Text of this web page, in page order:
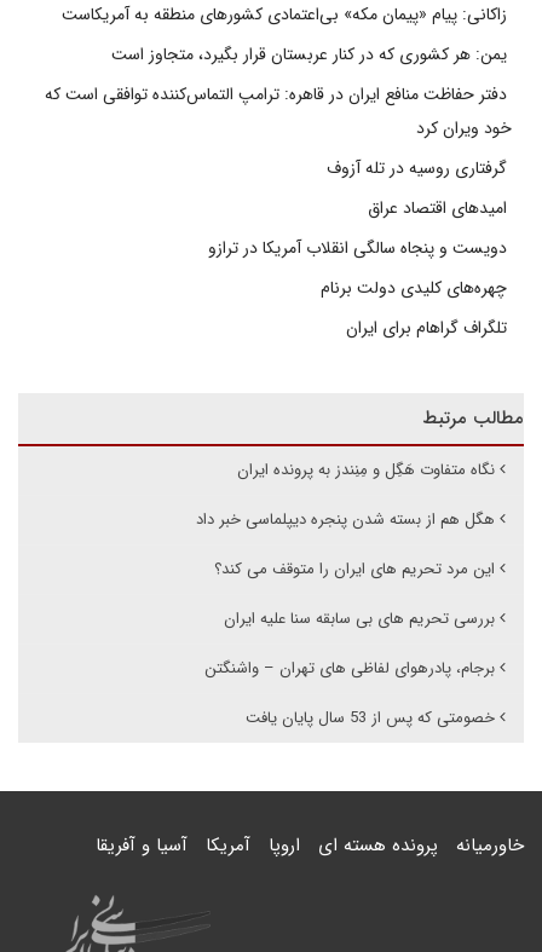
زاکانی: پیام «پیمان مکه» بی‌اعتمادی کشورهای منطقه به آمریکاست
یمن: هر کشوری که در کنار عربستان قرار بگیرد، متجاوز است
دفتر حفاظت منافع ایران در قاهره: ترامپ التماس‌کننده توافقی است که
خود ویران کرد
گرفتاری روسیه در تله آزوف
امیدهای اقتصاد عراق
دویست و پنجاه سالگی انقلاب آمریکا در ترازو
چهره‌های کلیدی دولت برنام
تلگراف گراهام برای ایران
مطالب مرتبط
نگاه متفاوت هَگِل و مِنِندز به پرونده ایران
هگل هم از بسته شدن پنجره دیپلماسی خبر داد
این مرد تحریم های ایران را متوقف می کند؟
بررسی تحریم های بی سابقه سنا علیه ایران
برجام، پادرهوای لفاظی های تهران – واشنگتن
خصومتی که پس از 53 سال پایان یافت
خاورمیانه پرونده هسته ای اروپا آمریکا آسیا و آفریقا